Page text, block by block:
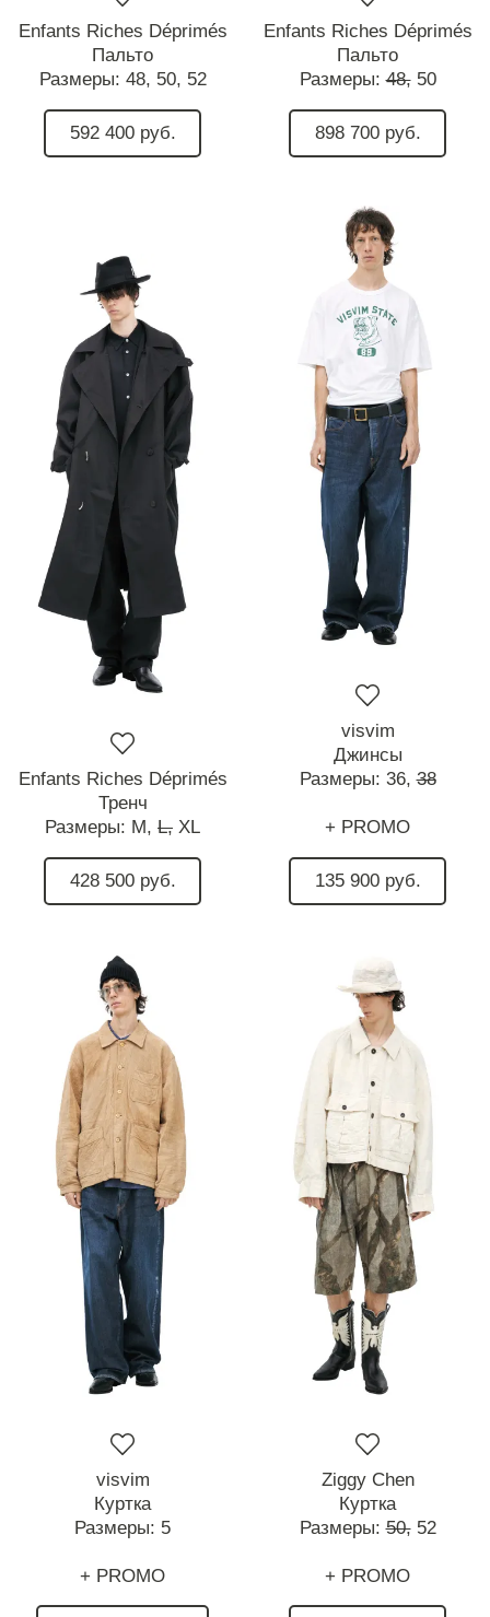
Enfants Riches Déprimés
Пальто
Размеры: 48, 50, 52
592 400 руб.
Enfants Riches Déprimés
Пальто
Размеры:48, 50
898 700 руб.
Enfants Riches Déprimés
Тренч
Размеры: M, L, XL
428 500 руб.
visvim
Джинсы
Размеры: 36, 38
+ PROMO
135 900 руб.
visvim
Куртка
Размеры: 5
+ PROMO
Ziggy Chen
Куртка
Размеры:50, 52
+ PROMO